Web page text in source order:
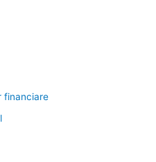
financiare